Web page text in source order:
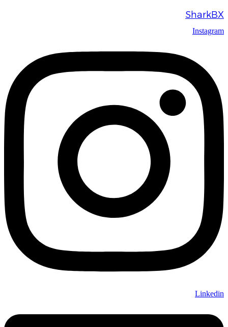
SharkBX
Instagram
Linkedin